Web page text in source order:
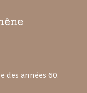
des années 60.